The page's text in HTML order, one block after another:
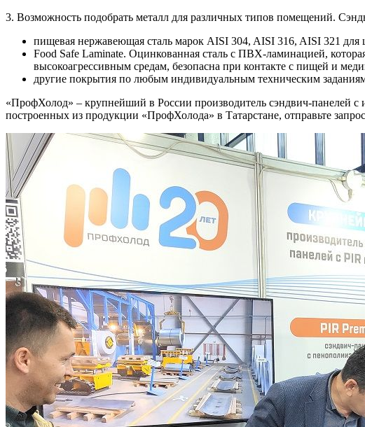
3. Возможность подобрать металл для различных типов помещений.
пищевая нержавеющая сталь марок AISI 304, AISI 316, AISI 321 для
Food Safe Laminate. Оцинкованная сталь с ПВХ-ламинацией,
высокоагрессивным средам, безопасна при контакте с пищей и
другие покрытия по любым индивидуальным техническим
«ПрофХолод» – крупнейший в России производитель сэндвич-панелей
построенных из продукции «ПрофХолода» в Татарстане, отправьте